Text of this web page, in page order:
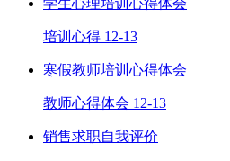
学生心理培训心得体会
培训心得 12-13
寒假教师培训心得体会
教师心得体会 12-13
销售求职自我评价